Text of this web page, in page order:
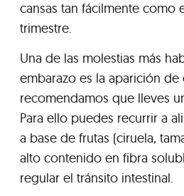
cansas tan fácilmente como
trimestre.
Una de las molestias más
embarazo es la aparición de
recomendamos que lleves
Para ello puedes recurrir a
a base de frutas (ciruela,
alto contenido en fibra
regular el tránsito intestinal.